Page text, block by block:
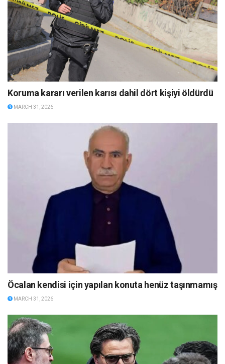
Koruma kararı verilen karısı dahil dört kişiyi öldürdü
MARCH 31, 2026
Öcalan kendisi için yapılan konuta henüz taşınmamış
MARCH 31, 2026